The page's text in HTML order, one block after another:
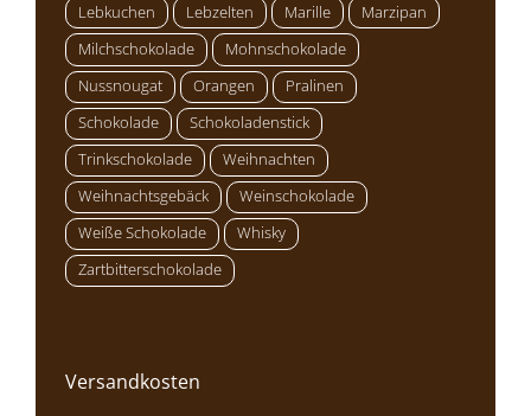
Lebkuchen
Lebzelten Marille
Marzipan
Milchschokolade
Mohnschokolade
Nussnougat
Orangen
Pralinen
Schokolade
Schokoladenstick
Trinkschokolade
Weihnachten
Weihnachtsgebäck
Weinschokolade
Weiße Schokolade
Whisky
Zartbitterschokolade
Versandkosten